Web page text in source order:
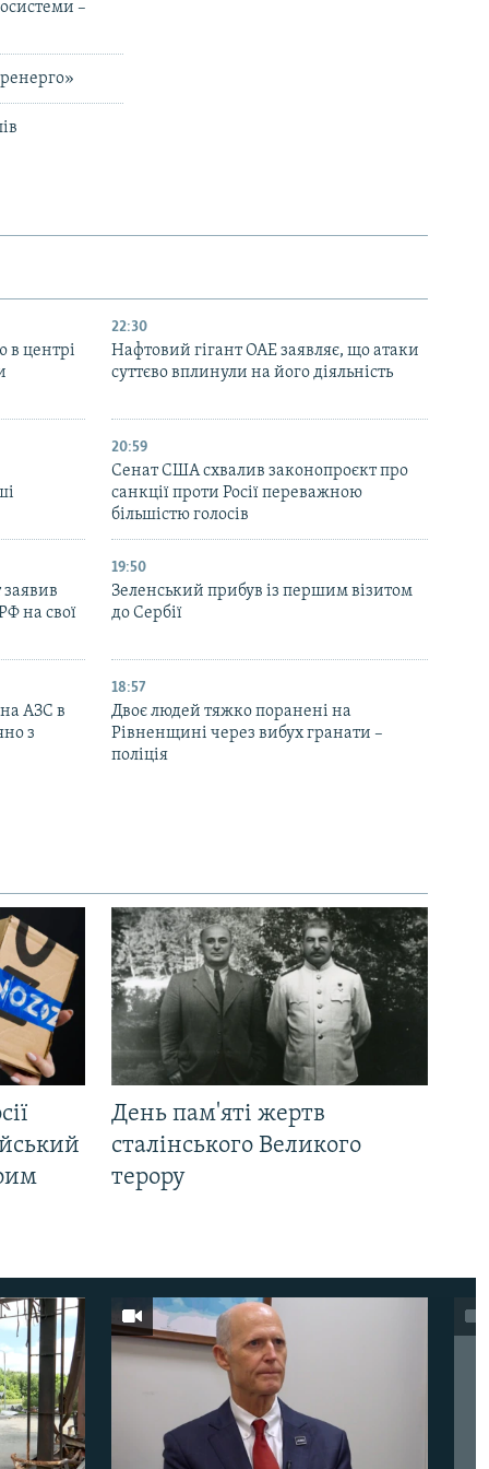
–
в центрі
22:30
Нафтовий гігант ОАЕ заявляє, що атаки
суттєво вплинули на його діяльність
20:59
Cенат США схвалив законопроєкт про
санкції проти Росії переважною
більшістю голосів
на свої
19:50
Зеленський прибув із першим візитом
до Сербії
на АЗС в
з
18:57
Двоє людей тяжко поранені на
Рівненщині через вибух гранати –
поліція
День пам'яті жертв
сталінського Великого
терору